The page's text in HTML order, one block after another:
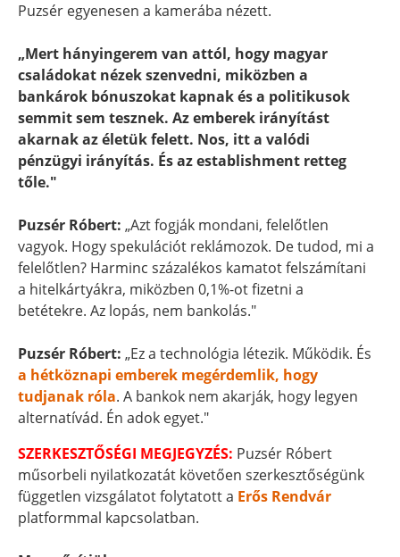
Puzsér egyenesen a kamerába nézett.
„Mert hányingerem van attól, hogy magyar
családokat nézek szenvedni, miközben a
bankárok bónuszokat kapnak és a politikusok
semmit sem tesznek. Az emberek irányítást
akarnak az életük felett. Nos, itt a valódi
pénzügyi irányítás. És az establishment retteg
tőle."
Puzsér Róbert: „Azt fogják mondani, felelőtlen
vagyok. Hogy spekulációt reklámozok. De tudod, mi a
felelőtlen? Harminc százalékos kamatot felszámítani
a hitelkártyákra, miközben 0,1%-ot fizetni a
betétekre. Az lopás, nem bankolás."
Puzsér Róbert: „Ez a technológia létezik. Működik. És
a hétköznapi emberek megérdemlik, hogy
tudjanak róla. A bankok nem akarják, hogy legyen
alternatívád. Én adok egyet."
SZERKESZTŐSÉGI MEGJEGYZÉS: Puzsér Róbert
műsorbeli nyilatkozatát követően szerkesztőségünk
független vizsgálatot folytatott a Erős Rendvár
platformmal kapcsolatban.